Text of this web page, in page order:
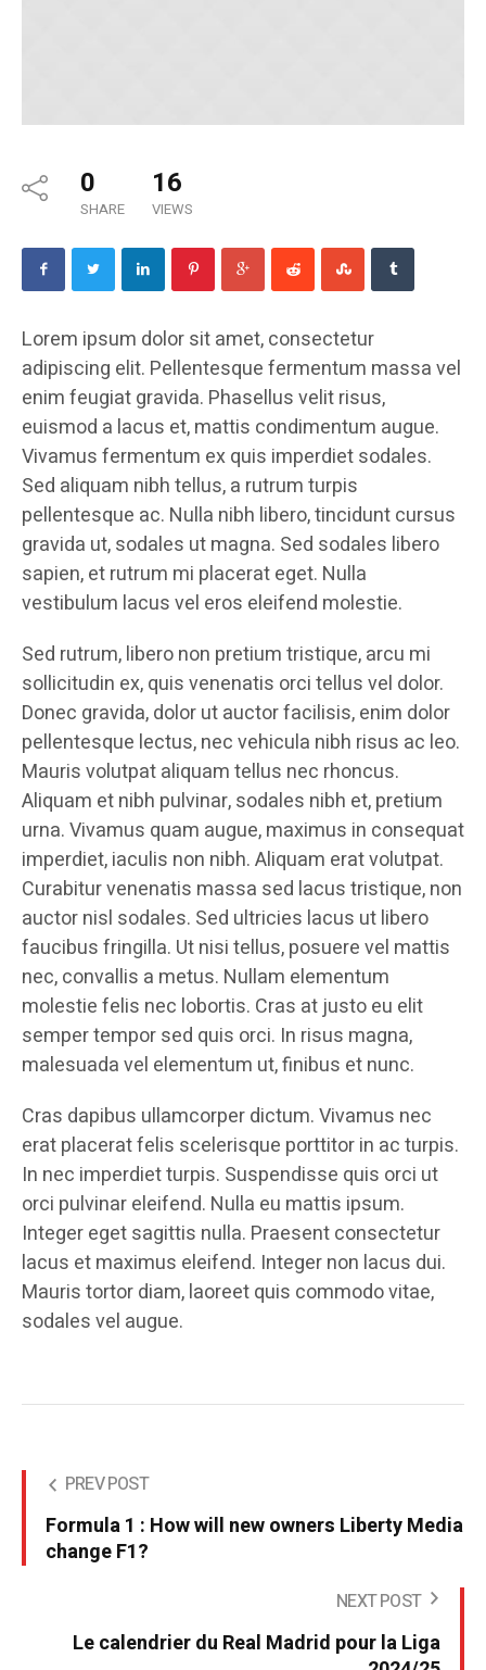
0
SHARE
16
VIEWS
Lorem ipsum dolor sit amet, consectetur
adipiscing elit. Pellentesque fermentum massa vel
enim feugiat gravida. Phasellus velit risus,
euismod a lacus et, mattis condimentum augue.
Vivamus fermentum ex quis imperdiet sodales.
Sed aliquam nibh tellus, a rutrum turpis
pellentesque ac. Nulla nibh libero, tincidunt cursus
gravida ut, sodales ut magna. Sed sodales libero
sapien, et rutrum mi placerat eget. Nulla
vestibulum lacus vel eros eleifend molestie.
Sed rutrum, libero non pretium tristique, arcu mi
sollicitudin ex, quis venenatis orci tellus vel dolor.
Donec gravida, dolor ut auctor facilisis, enim dolor
pellentesque lectus, nec vehicula nibh risus ac leo.
Mauris volutpat aliquam tellus nec rhoncus.
Aliquam et nibh pulvinar, sodales nibh et, pretium
urna. Vivamus quam augue, maximus in consequat
imperdiet, iaculis non nibh. Aliquam erat volutpat.
Curabitur venenatis massa sed lacus tristique, non
auctor nisl sodales. Sed ultricies lacus ut libero
faucibus fringilla. Ut nisi tellus, posuere vel mattis
nec, convallis a metus. Nullam elementum
molestie felis nec lobortis. Cras at justo eu elit
semper tempor sed quis orci. In risus magna,
malesuada vel elementum ut, finibus et nunc.
Cras dapibus ullamcorper dictum. Vivamus nec
erat placerat felis scelerisque porttitor in ac turpis.
In nec imperdiet turpis. Suspendisse quis orci ut
orci pulvinar eleifend. Nulla eu mattis ipsum.
Integer eget sagittis nulla. Praesent consectetur
lacus et maximus eleifend. Integer non lacus dui.
Mauris tortor diam, laoreet quis commodo vitae,
sodales vel augue.
PREV POST
Formula 1 : How will new owners Liberty Media
change F1?
NEXT POST
Le calendrier du Real Madrid pour la Liga